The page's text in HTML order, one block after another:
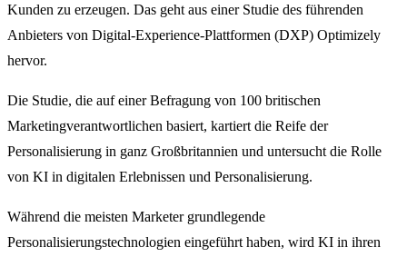
Kunden zu erzeugen. Das geht aus einer Studie des führenden
Anbieters von Digital-Experience-Plattformen (DXP) Optimizely
hervor.
Die Studie, die auf einer Befragung von 100 britischen
Marketingverantwortlichen basiert, kartiert die Reife der
Personalisierung in ganz Großbritannien und untersucht die Rolle
von KI in digitalen Erlebnissen und Personalisierung.
Während die meisten Marketer grundlegende
Personalisierungstechnologien eingeführt haben, wird KI in ihren